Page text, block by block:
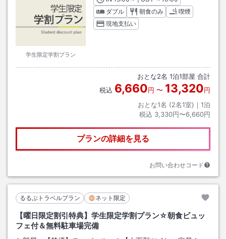
学生限定学割プラン
ダブル
朝食のみ
喫煙
現地支払い
おとな2名 1泊1部屋 合計
税込 6,660円 〜 13,320円
おとな1名 (2名1室)｜ 1泊
税込 3,330円〜6,660円
プランの詳細を見る
お問い合わせコード
るるぶトラベルプラン ネット限定
【曜日限定割引特典】学生限定学割プラン☆朝食ビュッ
フェ付＆無料駐車場完備